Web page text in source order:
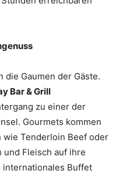
die Gaumen der Gäste.
Bar & Grill
zu einer der
Gourmets kommen
Tenderloin Beef oder
Fleisch auf ihre
internationales Buffet